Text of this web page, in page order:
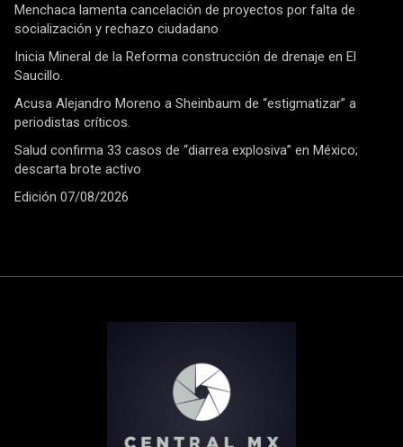
Menchaca lamenta cancelación de proyectos por falta de
socialización y rechazo ciudadano
Inicia Mineral de la Reforma construcción de drenaje en El
Saucillo.
Acusa Alejandro Moreno a Sheinbaum de “estigmatizar” a
periodistas críticos.
Salud confirma 33 casos de “diarrea explosiva” en México;
descarta brote activo
Edición 07/08/2026